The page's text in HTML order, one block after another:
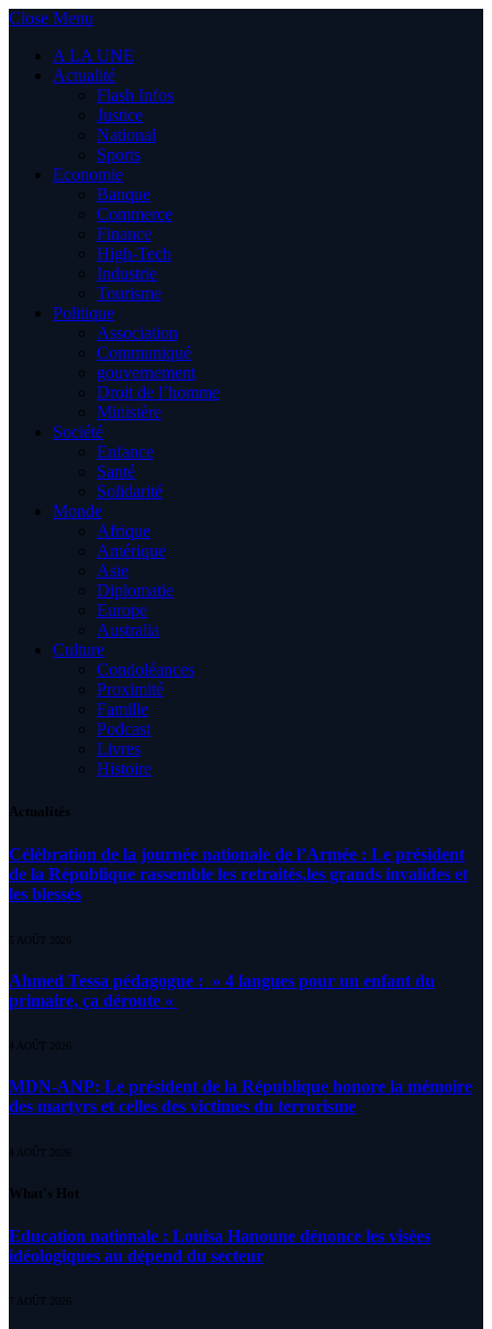
Close Menu
A LA UNE
Actualité
Flash Infos
Justice
National
Sports
Economie
Banque
Commerce
Finance
High-Tech
Industrie
Tourisme
Politique
Association
Communiqué
gouvernement
Droit de l’homme
Ministère
Société
Enfance
Santé
Solidarité
Monde
Afrique
Amérique
Asie
Diplomatie
Europe
Australia
Culture
Condoléances
Proximité
Famille
Podcast
Livres
Histoire
Actualités
Célébration de la journée nationale de l’Armée : Le président
de la République rassemble les retraités,les grands invalides et
les blessés
5 AOÛT 2026
Ahmed Tessa pédagogue : » 4 langues pour un enfant du
primaire, ça déroute «
4 AOÛT 2026
MDN-ANP: Le président de la République honore la mémoire
des martyrs et celles des victimes du terrorisme
4 AOÛT 2026
What's Hot
Education nationale : Louisa Hanoune dénonce les visées
idéologiques au dépend du secteur
7 AOÛT 2026